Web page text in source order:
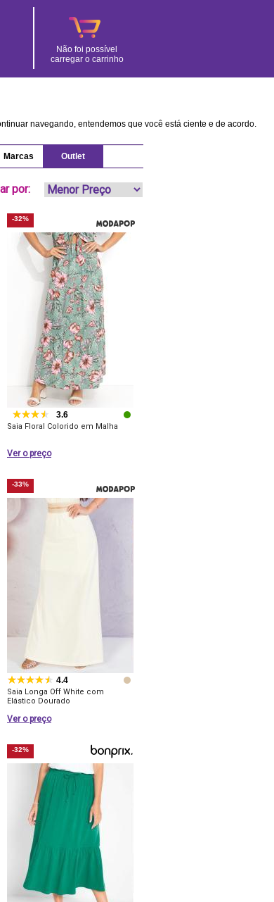
Não foi possível
carregar o carrinho
navegando, entendemos que você está ciente e de acordo.
Marcas Outlet
por:
-32%
3.6
Saia Floral Colorido em Malha
Ver o preço
-33%
4.4
Saia Longa Off White com
Elástico Dourado
Ver o preço
-32%